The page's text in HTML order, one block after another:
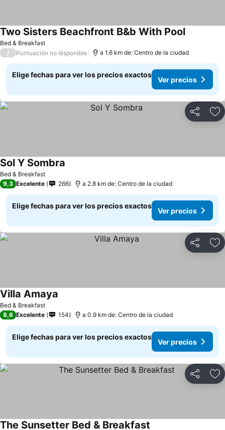
Bed & Breakfast
Two Sisters Beachfront B&b With PoolVer
/ Puntuación no disponible a 1.6 km de: Centro de la ciudad
Elige fechas para ver los precios exactos
Ver precios
Compartir
Bed & Breakfast
Sol Y Sombra
9,3 Excelente 266 a 2.8 km de: Centro de la ciudad
Elige fechas para ver los precios exactos
Ver precios
Compartir
Bed & Breakfast
Villa Amaya
8,6 Excelente 154 a 0.9 km de: Centro de la ciudad
Elige fechas para ver los precios exactos
Ver precios
Compartir
The Sunsetter Bed & Breakfast